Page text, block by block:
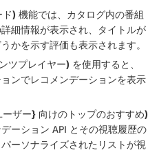
ド) 機能では、カタログ内の番組
細情報が表示され、タイトルが
かを示す評価も表示されます。
ツプレイヤー) を使用すると、
ンでレコメンデーションを表示
ザー} 向けのトップのおすすめ)
ーション API とその視聴履歴の
ーソナライズされたリストが視